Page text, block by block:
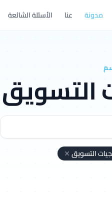
مدونة عنا الأسئلة الشائعة
التسويق
التسويق